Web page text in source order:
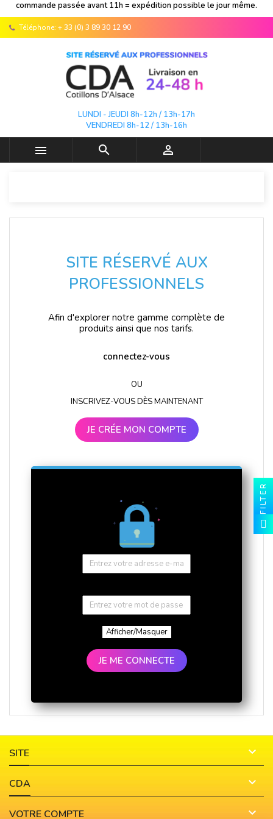
commande passée avant 11h = expédition possible le jour même.
Téléphone: + 33 (0) 3 89 30 12 90
LUNDI - JEUDI 8h-12h / 13h-17h
VENDREDI 8h-12 / 13h-16h
  
SITE RÉSERVÉ AUX
PROFESSIONNELS
Afin d'explorer notre gamme complète de
produits ainsi que nos tarifs.
connectez-vous
OU
INSCRIVEZ-VOUS DÈS MAINTENANT
JE CRÉE MON COMPTE
Afficher/Masquer
JE ME CONNECTE
SITE 
CDA 
VOTRE COMPTE 
FILTER